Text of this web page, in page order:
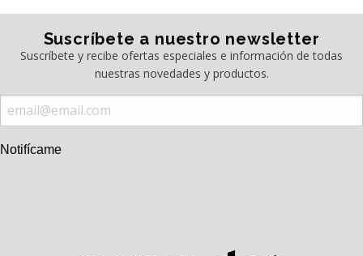
Suscríbete a nuestro newsletter
Suscríbete y recibe ofertas especiales e información de todas
nuestras novedades y productos.
Notifícame